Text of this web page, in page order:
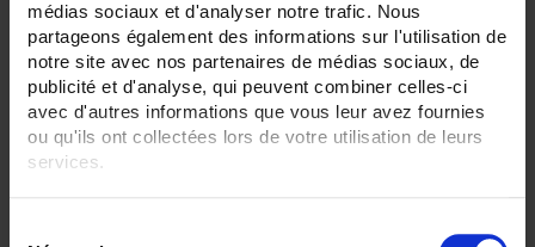
médias sociaux et d'analyser notre trafic. Nous
partageons également des informations sur l'utilisation de
notre site avec nos partenaires de médias sociaux, de
publicité et d'analyse, qui peuvent combiner celles-ci
avec d'autres informations que vous leur avez fournies
ou qu'ils ont collectées lors de votre utilisation de leurs
services.
SENSORS - measurement range:
TC K 1100 °C maxi
SENSORS - protector:
None
SENSORS - electrical connection:
Connector